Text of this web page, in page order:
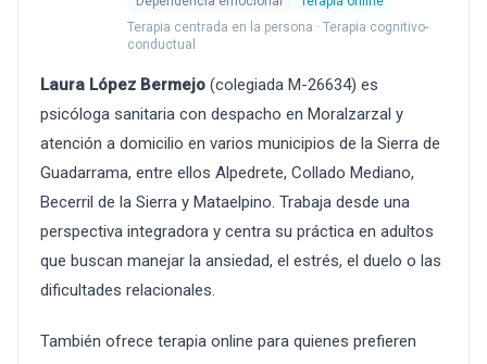
Terapia centrada en la persona · Terapia cognitivo-
conductual
Laura López Bermejo (colegiada M-26634) es
psicóloga sanitaria con despacho en Moralzarzal y
atención a domicilio en varios municipios de la Sierra de
Guadarrama, entre ellos Alpedrete, Collado Mediano,
Becerril de la Sierra y Mataelpino. Trabaja desde una
perspectiva integradora y centra su práctica en adultos
que buscan manejar la ansiedad, el estrés, el duelo o las
dificultades relacionales.
También ofrece terapia online para quienes prefieren